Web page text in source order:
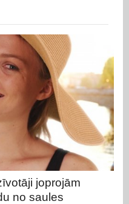
joprojām
no saules